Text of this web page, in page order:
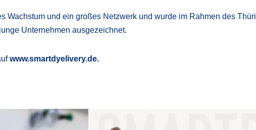
Wachstum und ein großes Netzwerk und wurde im Rahmen des
Unternehmen ausgezeichnet.
www.smartdyelivery.de.